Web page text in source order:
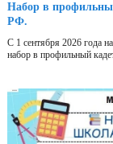
Набор в
РФ.
С 1 сентября 2026 года
набор в профильный